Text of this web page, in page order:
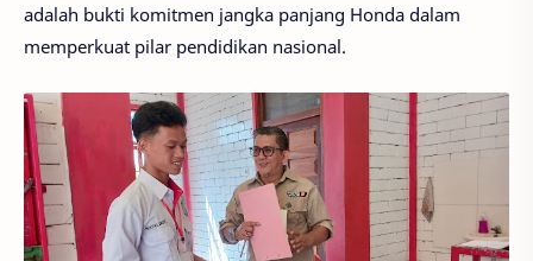
adalah bukti komitmen jangka panjang Honda dalam
memperkuat pilar pendidikan nasional.